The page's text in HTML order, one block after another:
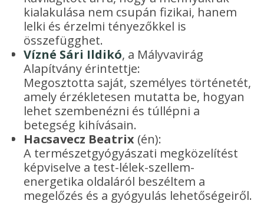
kialakulása nem csupán fizikai, hanem
lelki és érzelmi tényezőkkel is
összefügghet.
Vízné Sári Ildikó, a Mályvavirág
Alapítvány érintettje:
Megosztotta saját, személyes történetét,
amely érzékletesen mutatta be, hogyan
lehet szembenézni és túllépni a
betegség kihívásain.
Hacsavecz Beatrix (én):
A természetgyógyászati megközelítést
képviselve a test-lélek-szellem-
energetika oldaláról beszéltem a
megelőzés és a gyógyulás lehetőségeiről.